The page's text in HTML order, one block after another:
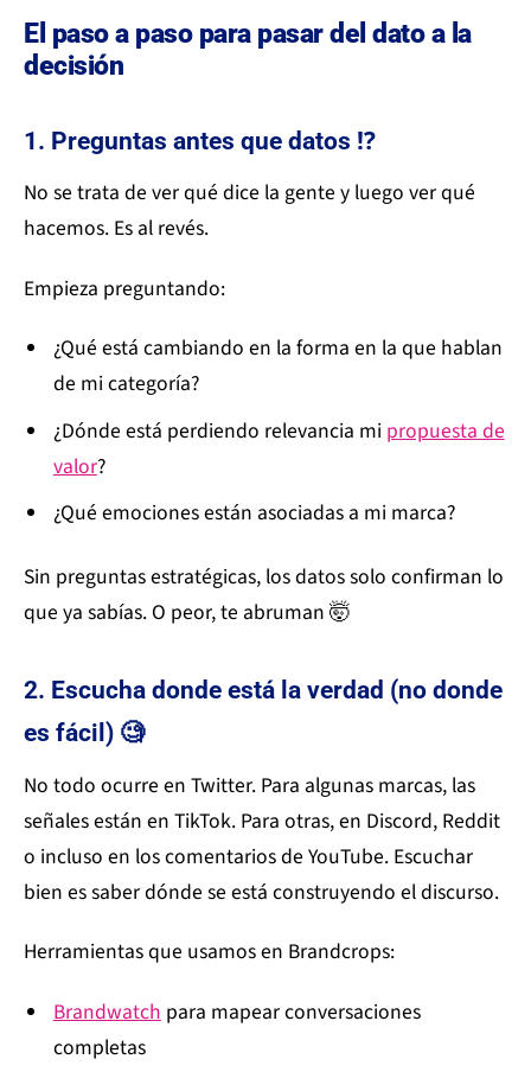
El paso a paso para pasar del dato a la
decisión
1. Preguntas antes que datos ⁉️
No se trata de ver qué dice la gente y luego ver qué
hacemos. Es al revés.
Empieza preguntando:
¿Qué está cambiando en la forma en la que hablan
de mi categoría?
¿Dónde está perdiendo relevancia mi propuesta de
valor?
¿Qué emociones están asociadas a mi marca?
Sin preguntas estratégicas, los datos solo confirman lo
que ya sabías. O peor, te abruman 🤯
2. Escucha donde está la verdad (no donde
es fácil) 🧐
No todo ocurre en Twitter. Para algunas marcas, las
señales están en TikTok. Para otras, en Discord, Reddit
o incluso en los comentarios de YouTube. Escuchar
bien es saber dónde se está construyendo el discurso.
Herramientas que usamos en Brandcrops:
Brandwatchpara mapear conversaciones
completas